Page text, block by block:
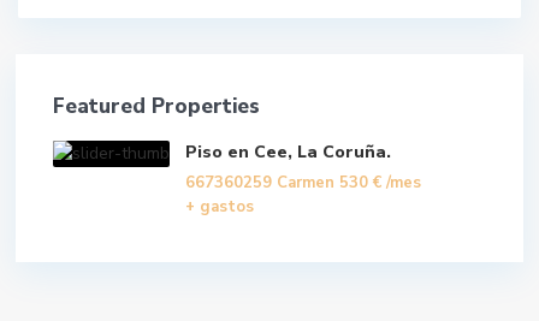
Featured Properties
Piso en Cee, La Coruña.
667360259 Carmen 530 € /mes
+ gastos